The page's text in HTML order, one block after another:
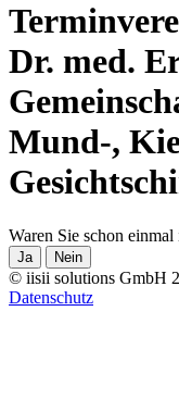
Dr. med.
Mund-,
Waren Sie schon einmal
Ja Nein
© iisii solutions GmbH
Datenschutz